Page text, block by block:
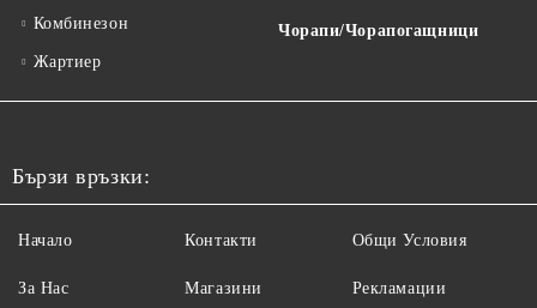
Комбинезон
Жартиер
Чорапи/Чорапогащници
Бързи връзки:
Начало
За Нас
Контакти
Магазини
Общи Условия
Рекламации